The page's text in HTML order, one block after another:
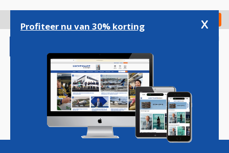
gaan
Check in
Magazine Podcasts Vacatures
Profiteer nu van 30% korting x